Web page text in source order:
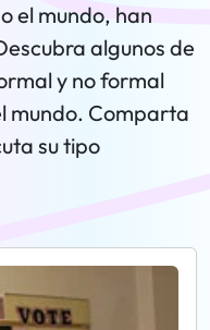
el mundo, han
algunos de
y no formal
mundo. Comparta
su tipo